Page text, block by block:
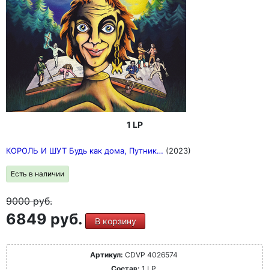
1 LP
КОРОЛЬ И ШУТ Будь как дома, Путник… (2023)
Есть в наличии
9000руб.
6849 руб. В корзину
Артикул: CDVP 4026574